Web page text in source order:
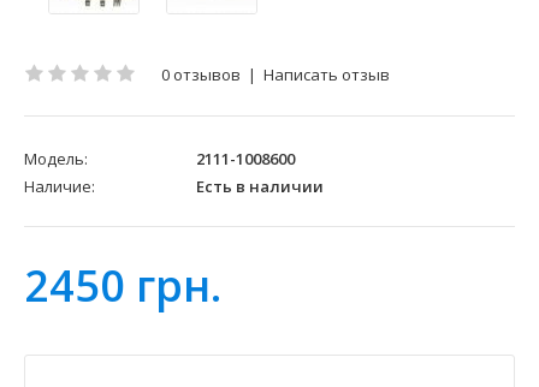
0 отзывов | Написать отзыв
Модель:
2111-1008600
Наличие:
Есть в наличии
2450 грн.